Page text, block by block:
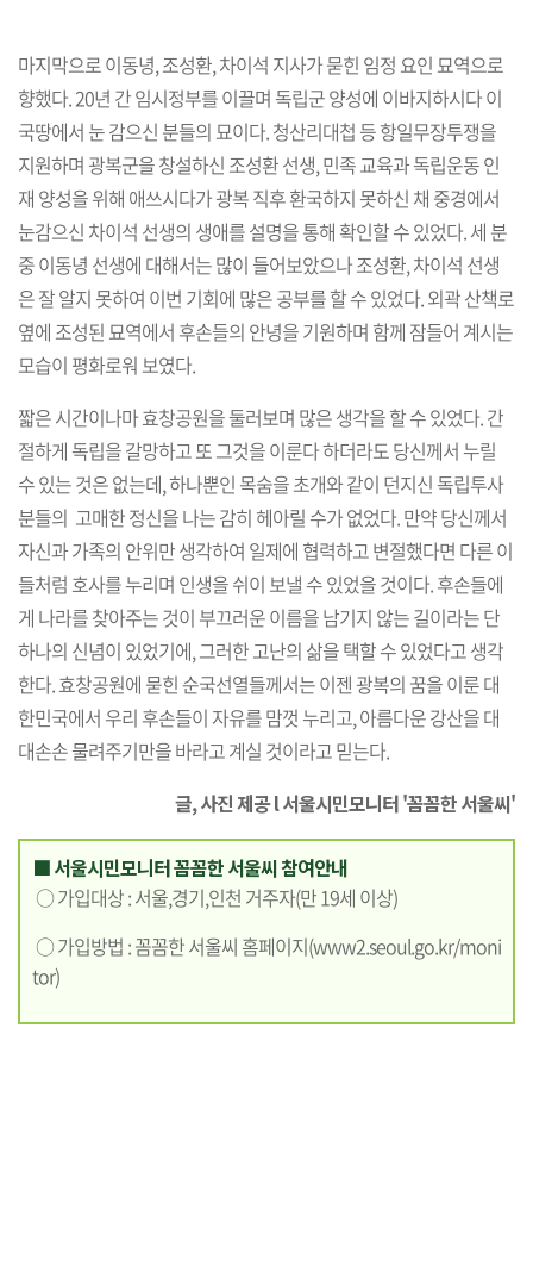
마지막으로 이동녕, 조성환, 차이석 지사가 묻힌 임정 요인 묘역으로
향했다. 20년 간 임시정부를 이끌며 독립군 양성에 이바지하시다 이
국땅에서 눈 감으신 분들의 묘이다. 청산리대첩 등 항일무장투쟁을
지원하며 광복군을 창설하신 조성환 선생, 민족 교육과 독립운동 인
재 양성을 위해 애쓰시다가 광복 직후 환국하지 못하신 채 중경에서
눈감으신 차이석 선생의 생애를 설명을 통해 확인할 수 있었다. 세 분
중 이동녕 선생에 대해서는 많이 들어보았으나 조성환, 차이석 선생
은 잘 알지 못하여 이번 기회에 많은 공부를 할 수 있었다. 외곽 산책로
옆에 조성된 묘역에서 후손들의 안녕을 기원하며 함께 잠들어 계시는
모습이 평화로워 보였다.
짧은 시간이나마 효창공원을 둘러보며 많은 생각을 할 수 있었다. 간
절하게 독립을 갈망하고 또 그것을 이룬다 하더라도 당신께서 누릴
수 있는 것은 없는데, 하나뿐인 목숨을 초개와 같이 던지신 독립투사
분들의 고매한 정신을 나는 감히 헤아릴 수가 없었다. 만약 당신께서
자신과 가족의 안위만 생각하여 일제에 협력하고 변절했다면 다른 이
들처럼 호사를 누리며 인생을 쉬이 보낼 수 있었을 것이다. 후손들에
게 나라를 찾아주는 것이 부끄러운 이름을 남기지 않는 길이라는 단
하나의 신념이 있었기에, 그러한 고난의 삶을 택할 수 있었다고 생각
한다. 효창공원에 묻힌 순국선열들께서는 이젠 광복의 꿈을 이룬 대
한민국에서 우리 후손들이 자유를 맘껏 누리고, 아름다운 강산을 대
대손손 물려주기만을 바라고 계실 것이라고 믿는다.
글, 사진 제공 l 서울시민모니터 '꼼꼼한 서울씨'
■ 서울시민모니터 꼼꼼한 서울씨 참여안내
○ 가입대상 : 서울,경기,인천 거주자(만 19세 이상)
○ 가입방법 : 꼼꼼한 서울씨 홈페이지(www2.seoul.go.kr/moni
tor)